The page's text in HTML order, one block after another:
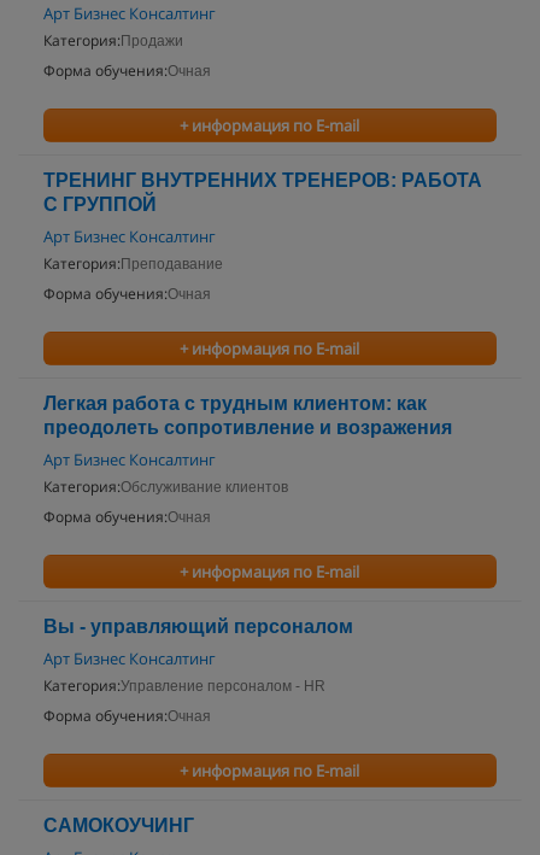
Арт Бизнес Консалтинг
Категория: Продажи
Форма обучения:Очная
+ информация по E-mail
ТРЕНИНГ ВНУТРЕННИХ ТРЕНЕРОВ: РАБОТА
С ГРУППОЙ
Арт Бизнес Консалтинг
Категория: Преподавание
Форма обучения:Очная
+ информация по E-mail
Легкая работа с трудным клиентом: как
преодолеть сопротивление и возражения
Арт Бизнес Консалтинг
Категория:Обслуживание клиентов
Форма обучения:Очная
+ информация по E-mail
Вы - управляющий персоналом
Арт Бизнес Консалтинг
Категория:Управление персоналом - HR
Форма обучения:Очная
+ информация по E-mail
САМОКОУЧИНГ